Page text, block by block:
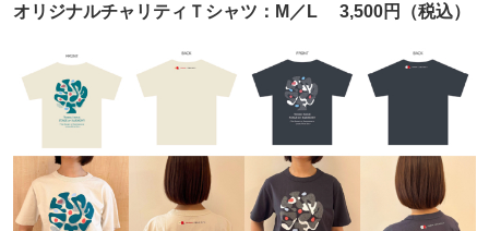
オリジナルチャリティＴシャツ：M／L 3,500円（税込）